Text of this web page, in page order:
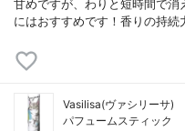
甘めですが、わりと短時間で消
にはおすすめです！香りの持続
Vasilisa(ヴァシリーサ)
パフュームスティック